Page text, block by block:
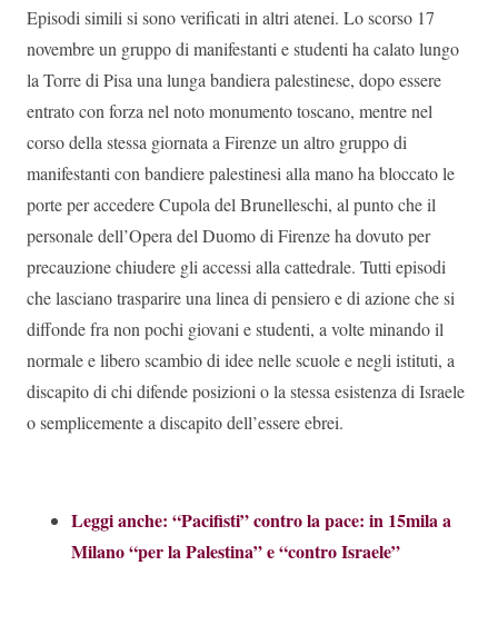
Episodi simili si sono verificati in altri atenei. Lo scorso 17
novembre un gruppo di manifestanti e studenti ha calato lungo
la Torre di Pisa una lunga bandiera palestinese, dopo essere
entrato con forza nel noto monumento toscano, mentre nel
corso della stessa giornata a Firenze un altro gruppo di
manifestanti con bandiere palestinesi alla mano ha bloccato le
porte per accedere Cupola del Brunelleschi, al punto che il
personale dell’Opera del Duomo di Firenze ha dovuto per
precauzione chiudere gli accessi alla cattedrale. Tutti episodi
che lasciano trasparire una linea di pensiero e di azione che si
diffonde fra non pochi giovani e studenti, a volte minando il
normale e libero scambio di idee nelle scuole e negli istituti, a
discapito di chi difende posizioni o la stessa esistenza di Israele
o semplicemente a discapito dell’essere ebrei.
Leggi anche: “Pacifisti” contro la pace: in 15mila a
Milano “per la Palestina” e “contro Israele”